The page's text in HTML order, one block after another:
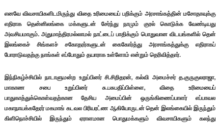
எனவே விவசாயிகளிடமிருந்து விதை உரிமையைப் பறிக்கும் அரசாங்கத்தின் மசோதாவுக்கு
எதிராக தென்னிலங்கை மக்களுடன் சேர்ந்து நாமும் குரல் கொடுக்க வேண்டியது
அவசியமாகும். அதுமாத்திரமல்லாமல் நாட்டைப் பாதிக்கும் பொதுவான விடயங்களில் தென்
இலங்கைச் சிங்களச் சகோதரர்களுடன் கைகோர்த்து அரசாங்கத்துக்கு எதிராகப்
போராடுவதற்கு நாங்கள் எப்போதும் தயாராக உள்ளோம் என்றும் தெரிவித்தார்.
இந்நிகழ்ச்சியில் நாடாளுமன்ற உறுப்பினர் சி.சிறிதரன், கல்வி அமைச்சர் த.குருகுலராஜா,
மாகாண சபை உறுப்பினர் சு.பசுபதிப்பிள்ளை, விதை உரிமையைப்
பாதுகாத்துக்கொள்வதற்கான தேசிய அமைப்பின் ஒருங்கிணைப்பாளர் எப்பாவல
மகாநாயக்கதேரர் மகமாங் கடவல பிரியரட்ண ஆகியோருடன் தென் இலங்கையில் இருந்தும்
கிளிநொச்சியில் இருந்தும் ஏராளமான பொதுமக்களும் விவசாயிகளும் கலந்து